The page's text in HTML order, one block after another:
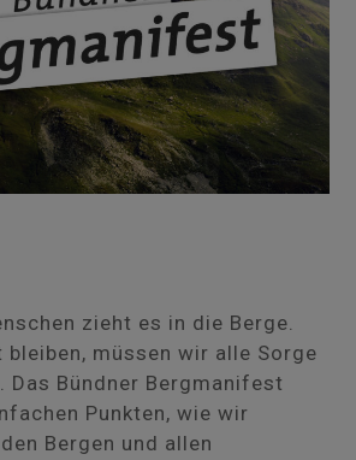
zieht es in die Berge.
müssen wir alle Sorge
Das Bündner Bergmanifest
Punkten, wie wir
Bergen und allen